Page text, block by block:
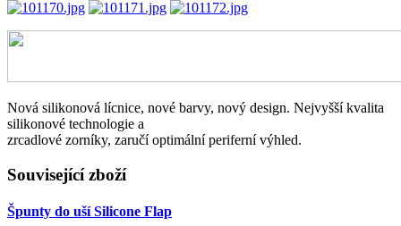
Nová silikonová lícnice, nové barvy, nový design. Nejvyšší kvalita
silikonové technologie a
zrcadlové zorníky, zaručí optimální periferní výhled.
Související zboží
Špunty do uší Silicone Flap